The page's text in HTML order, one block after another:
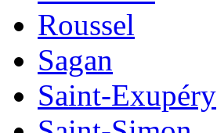
Roussel
Sagan
Saint-Exupéry